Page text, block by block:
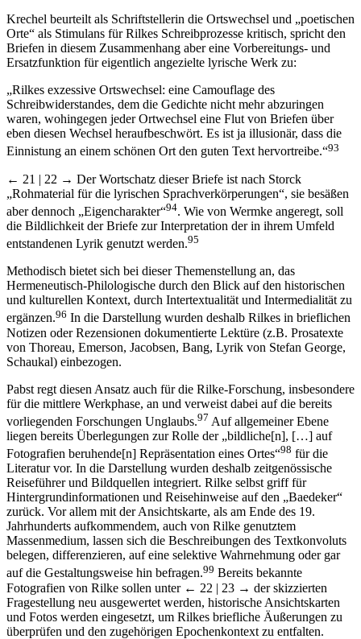
Krechel beurteilt als Schriftstellerin die Ortswechsel und „poetischen
Orte“ als Stimulans für Rilkes Schreibprozesse kritisch, spricht den
Briefen in diesem Zusammenhang aber eine Vorbereitungs- und
Ersatzfunktion für eigentlich angezielte lyrische Werk zu:
„Rilkes exzessive Ortswechsel: eine Camouflage des
Schreibwiderstandes, dem die Gedichte nicht mehr abzuringen
waren, wohingegen jeder Ortwechsel eine Flut von Briefen über
eben diesen Wechsel heraufbeschwört. Es ist ja illusionär, dass die
Einnistung an einem schönen Ort den guten Text hervortreibe.“93
← 21 | 22 → Der Wortschatz dieser Briefe ist nach Storck
„Rohmaterial für die lyrischen Sprachverkörperungen“, sie besäßen
aber dennoch „Eigencharakter“94. Wie von Wermke angeregt, soll
die Bildlichkeit der Briefe zur Interpretation der in ihrem Umfeld
entstandenen Lyrik genutzt werden.95
Methodisch bietet sich bei dieser Themenstellung an, das
Hermeneutisch-Philologische durch den Blick auf den historischen
und kulturellen Kontext, durch Intertextualität und Intermedialität zu
ergänzen.96 In die Darstellung wurden deshalb Rilkes in brieflichen
Notizen oder Rezensionen dokumentierte Lektüre (z.B. Prosatexte
von Thoreau, Emerson, Jacobsen, Bang, Lyrik von Stefan George,
Schaukal) einbezogen.
Pabst regt diesen Ansatz auch für die Rilke-Forschung, insbesondere
für die mittlere Werkphase, an und verweist dabei auf die bereits
vorliegenden Forschungen Unglaubs.97 Auf allgemeiner Ebene
liegen bereits Überlegungen zur Rolle der „bildliche[n], […] auf
Fotografien beruhende[n] Repräsentation eines Ortes“98 für die
Literatur vor. In die Darstellung wurden deshalb zeitgenössische
Reiseführer und Bildquellen integriert. Rilke selbst griff für
Hintergrundinformationen und Reisehinweise auf den „Baedeker“
zurück. Vor allem mit der Ansichtskarte, als am Ende des 19.
Jahrhunderts aufkommendem, auch von Rilke genutztem
Massenmedium, lassen sich die Beschreibungen des Textkonvoluts
belegen, differenzieren, auf eine selektive Wahrnehmung oder gar
auf die Gestaltungsweise hin befragen.99 Bereits bekannte
Fotografien von Rilke sollen unter ← 22 | 23 → der skizzierten
Fragestellung neu ausgewertet werden, historische Ansichtskarten
und Fotos werden eingesetzt, um Rilkes briefliche Äußerungen zu
überprüfen und den zugehörigen Epochenkontext zu entfalten.